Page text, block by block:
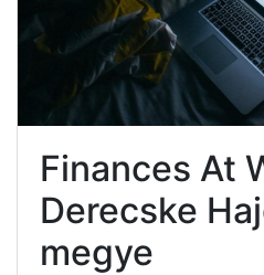
Finances At
Derecske
megye